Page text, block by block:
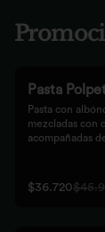
Pasta
Pasta con
mezcladas con
acompañadas
$36.720